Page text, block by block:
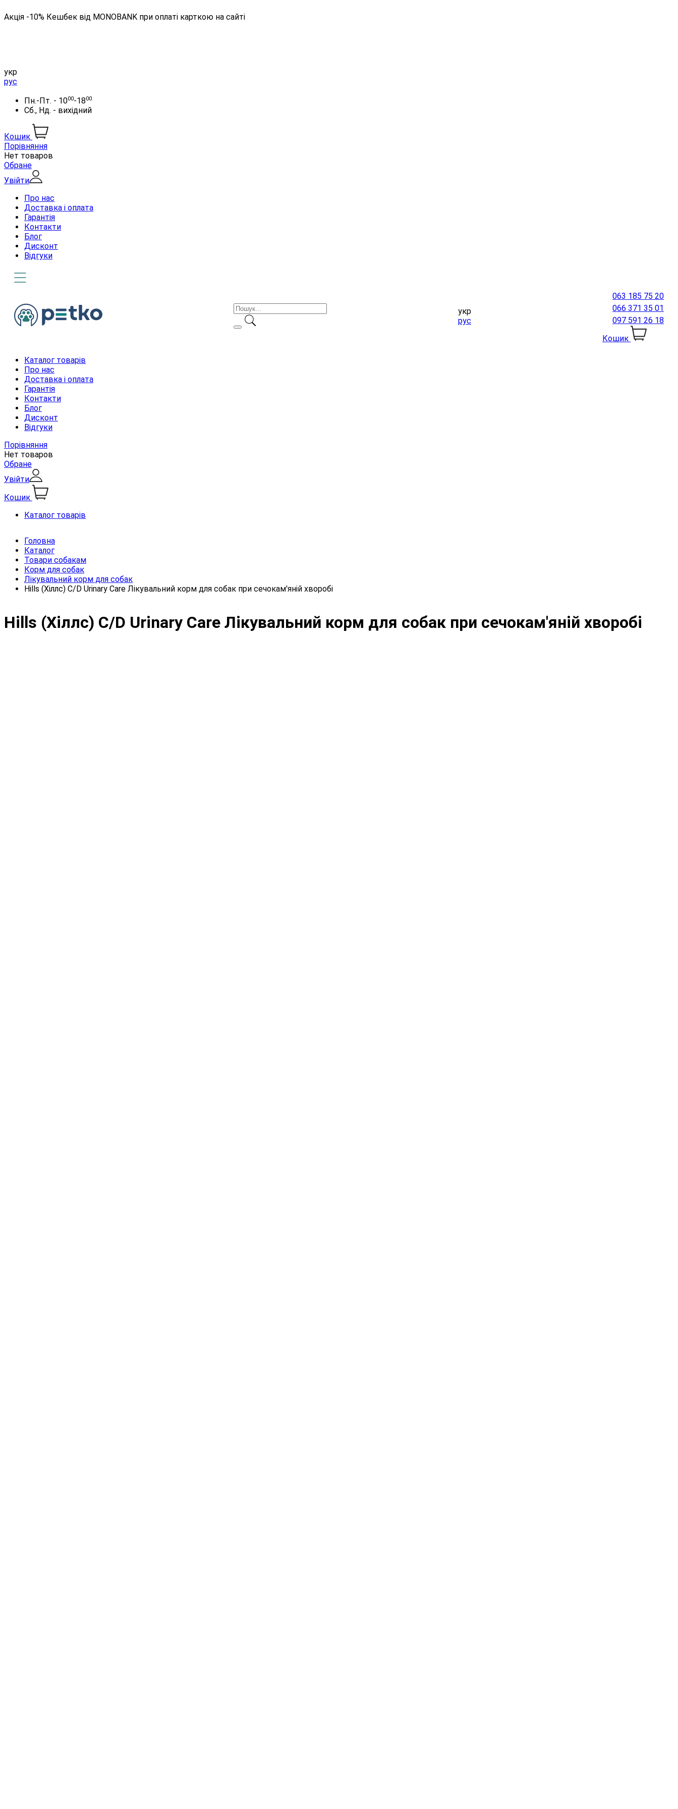
Акція -10% Кешбек від MONOBANK при оплаті карткою на сайті
укр
рус
Пн.-Пт. - 1000-1800
Сб., Нд. - вихідний
Кошик
Порівняння
Нет товаров
Обране
Увійти
Про нас
Доставка і оплата
Гарантія
Контакти
Блог
Дисконт
Відгуки
укр
рус
063 185 75 20
066 371 35 01
097 591 26 18
Кошик
Каталог товарів
Про нас
Доставка і оплата
Гарантія
Контакти
Блог
Дисконт
Відгуки
Порівняння
Нет товаров
Обране
Увійти
Кошик
Каталог товарів
Головна
Каталог
Товари собакам
Корм для собак
Лікувальний корм для собак
Hills (Хіллс) C/D Urinary Care Лікувальний корм для собак при сечокам'яній хворобі
Hills (Хіллс) C/D Urinary Care Лікувальний корм для собак при сечокам'яній хворобі